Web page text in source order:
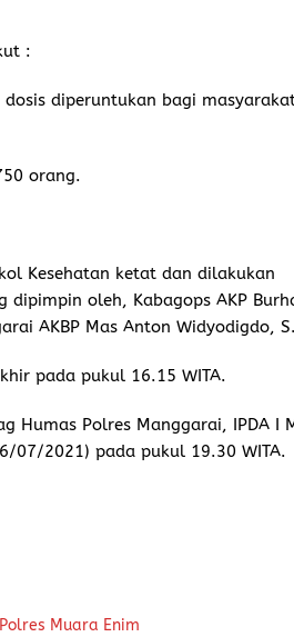
:
diperuntukan bagi
orang.
Kesehatan ketat dan dilakukan
oleh, Kabagops AKP
AKBP Mas Anton Widyodigdo,
pada pukul 16.15 WITA.
Humas Polres Manggarai, IPDA I
07/2021) pada pukul 19.30 WITA.
Muara Enim